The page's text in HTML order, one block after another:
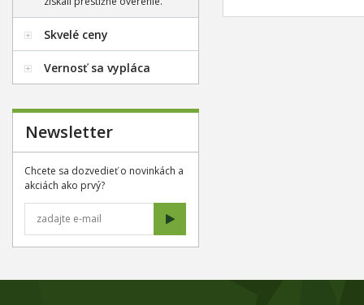
Skvelé ceny
Vernosť sa vypláca
Newsletter
Chcete sa dozvedieť o novinkách a
akciách ako prvý?